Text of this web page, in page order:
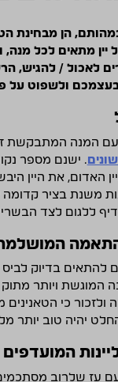
במהותם, הן
יין מתאים לכל
לאכול / להגיש,
בעצמכם ולשפוט
עם המנה המתבקשת
. ישנם מספר
האדום, את היין
משנת בציר
ללגום לצד הבשרים
להתאים בדיוק
המוגשת ויותר
ולזכור כי
יהיה טוב יותר
המועדפים
עז שלרוב מסתכמים